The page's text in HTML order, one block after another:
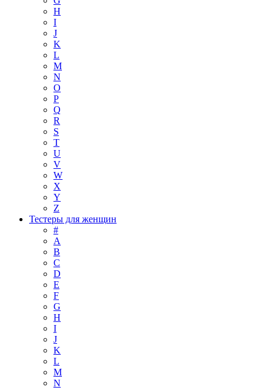
H
I
J
K
L
M
N
O
P
Q
R
S
T
U
V
W
X
Y
Z
Тестеры для женщин
#
A
B
C
D
E
F
G
H
I
J
K
L
M
N